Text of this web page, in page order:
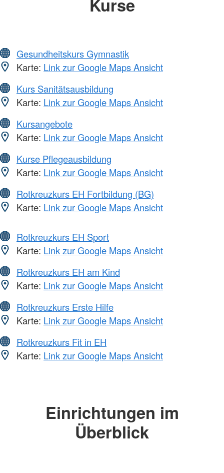
Kurse
Gesundheitskurs Gymnastik
Karte: Link zur Google Maps Ansicht
Kurs Sanitätsausbildung
Karte: Link zur Google Maps Ansicht
Kursangebote
Karte: Link zur Google Maps Ansicht
Kurse Pflegeausbildung
Karte: Link zur Google Maps Ansicht
Rotkreuzkurs EH Fortbildung (BG)
Karte: Link zur Google Maps Ansicht
Rotkreuzkurs EH Sport
Karte: Link zur Google Maps Ansicht
Rotkreuzkurs EH am Kind
Karte: Link zur Google Maps Ansicht
Rotkreuzkurs Erste Hilfe
Karte: Link zur Google Maps Ansicht
Rotkreuzkurs Fit in EH
Karte: Link zur Google Maps Ansicht
Einrichtungen im
Überblick